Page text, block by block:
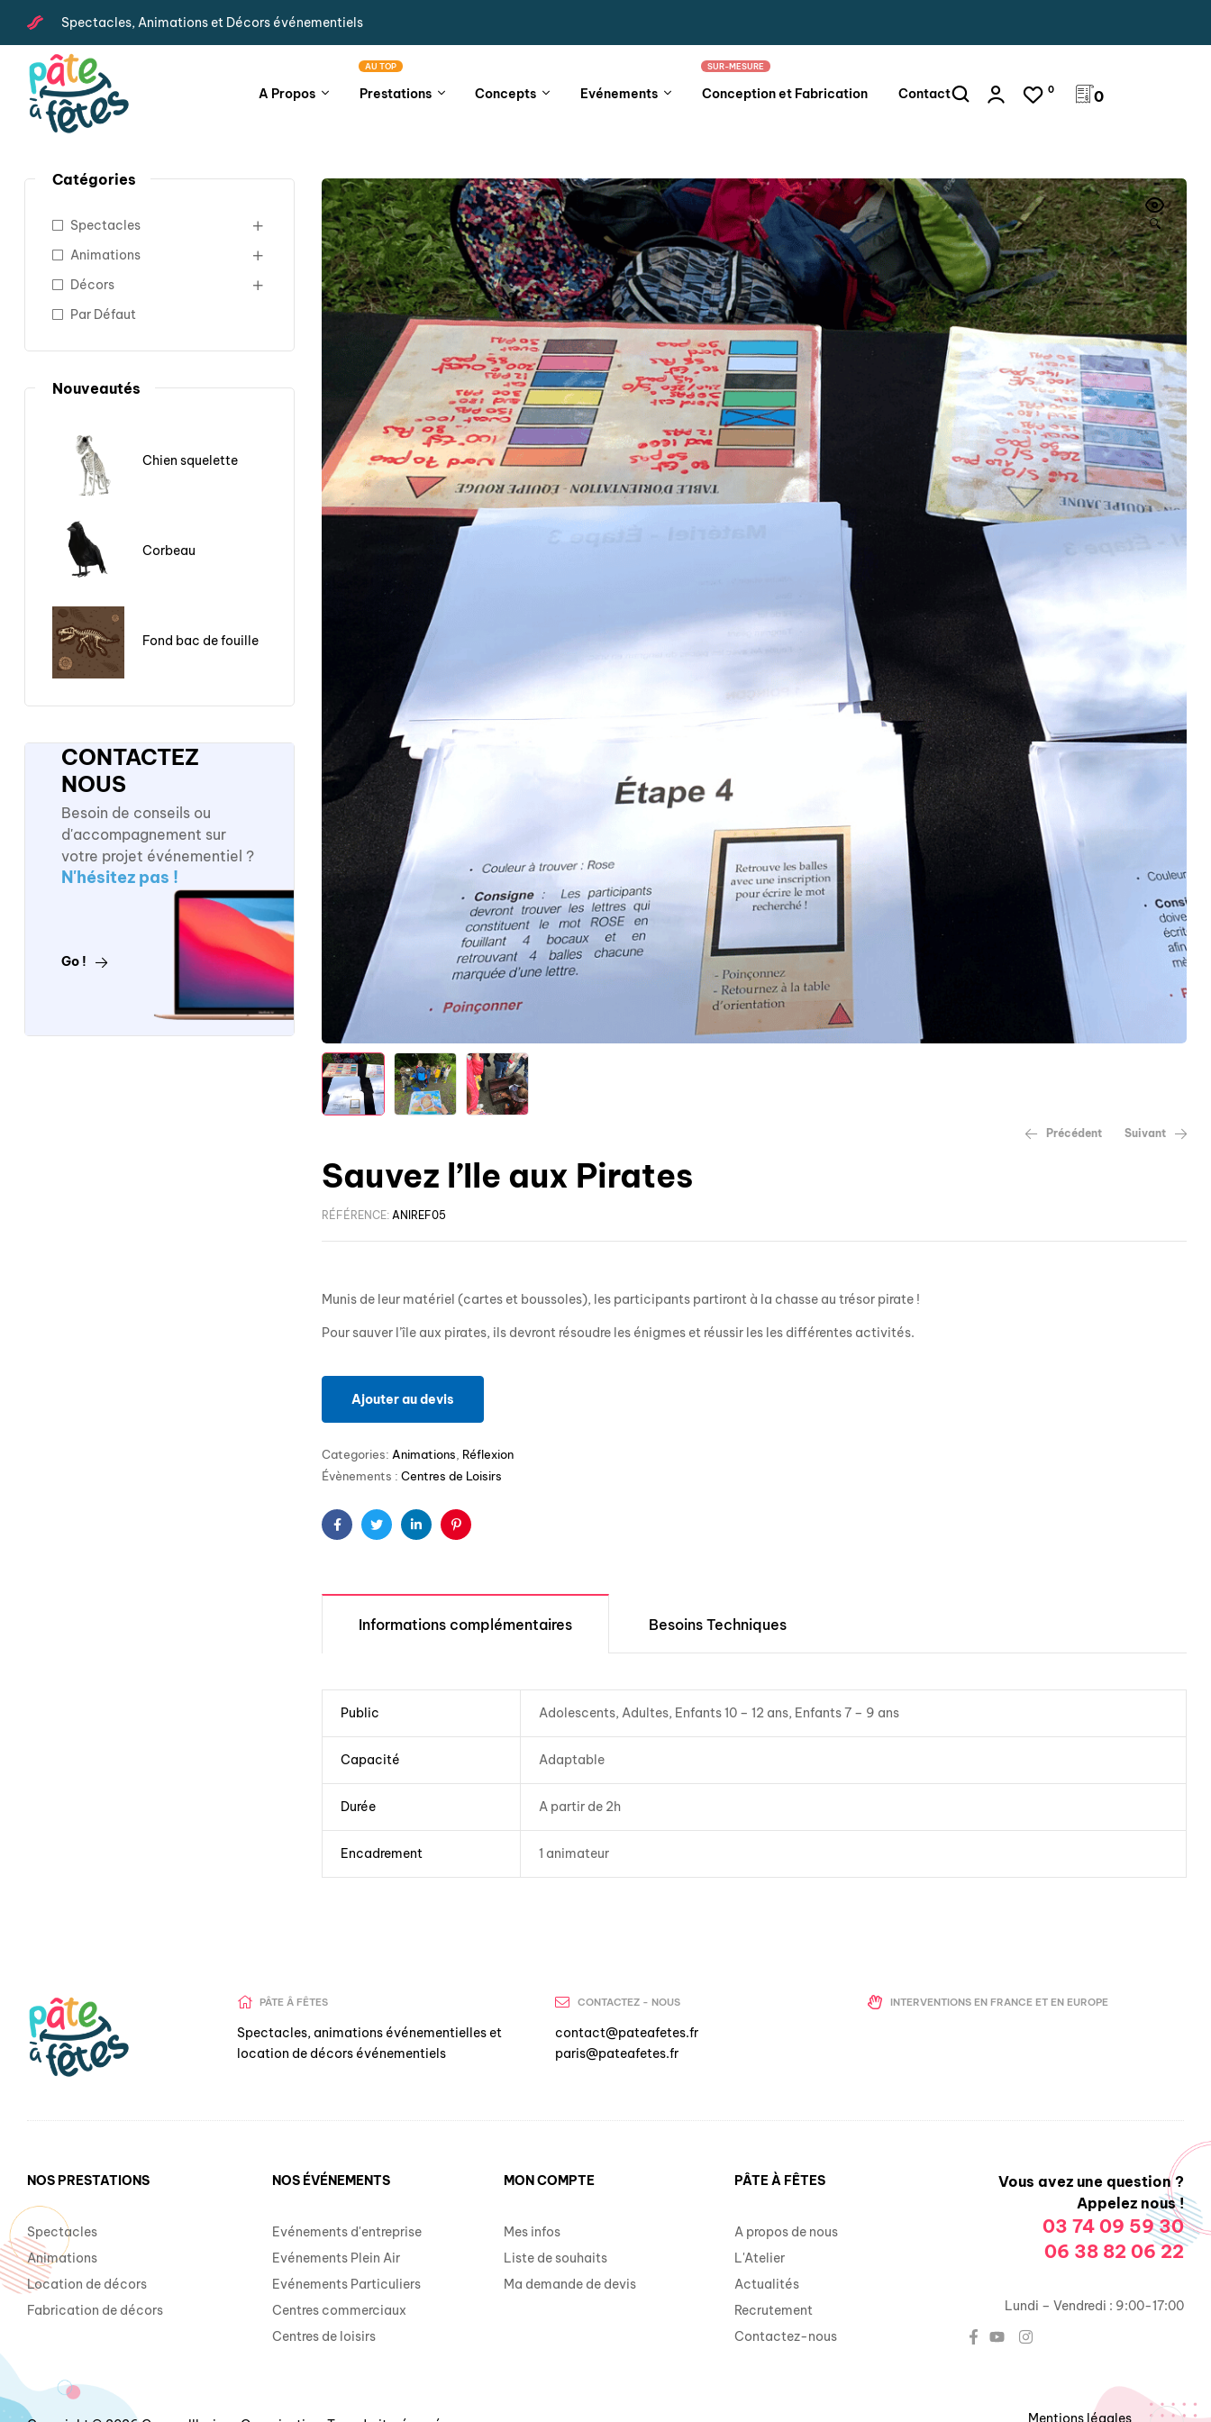
Spectacles, Animations et Décors événementiels
A Propos Prestations
AU TOP
Concepts Evénements Conception et Fabrication
SUR-MESURE
Contact 0 0
🔍
Précédent Suivant
Sauvez l’Ile aux Pirates
RÉFÉRENCE: ANIREF05
Munis de leur matériel (cartes et boussoles), les participants partiront à la chasse au trésor pirate !
Pour sauver l’île aux pirates, ils devront résoudre les énigmes et réussir les les différentes activités.
Ajouter au devis
Categories: Animations Réflexion
Évènements : Centres de Loisirs
FacebookTwitterLinkedinPinterest
Informations complémentaires Besoins Techniques
Public Adolescents, Adultes, Enfants 10 – 12 ans, Enfants 7 – 9 ans
Capacité Adaptable
Durée A partir de 2h
Encadrement 1 animateur
Catégories
Spectacles
Animations
Décors
Par Défaut
Nouveautés
Chien squelette
Corbeau
Fond bac de fouille
CONTACTEZ
NOUS
Besoin de conseils ou
d'accompagnement sur
votre projet événementiel ?
N'hésitez pas !
Go !
PÂTE Â FÊTES
Spectacles, animations événementielles et
location de décors événementiels
CONTACTEZ - NOUS
contact@pateafetes.fr
paris@pateafetes.fr
INTERVENTIONS EN FRANCE ET EN EUROPE
NOS PRESTATIONS
Spectacles
Animations
Location de décors
Fabrication de décors
NOS ÉVÉNEMENTS
Evénements d'entreprise
Evénements Plein Air
Evénements Particuliers
Centres commerciaux
Centres de loisirs
MON COMPTE
Mes infos
Liste de souhaits
Ma demande de devis
PÂTE À FÊTES
A propos de nous
L'Atelier
Actualités
Recrutement
Contactez-nous
Vous avez une question ?
Appelez nous !
03 74 09 59 30
06 38 82 06 22
Lundi – Vendredi : 9:00-17:00
Mentions légales